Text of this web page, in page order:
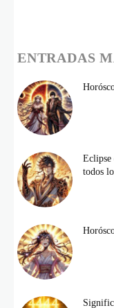
ENTRADAS
Eclipse
todos